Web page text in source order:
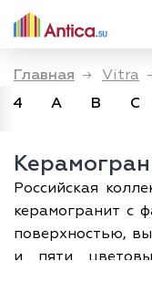
Главная → Vitra
4
A B C
Российская
керамогранит с
поверхностью,
и пяти